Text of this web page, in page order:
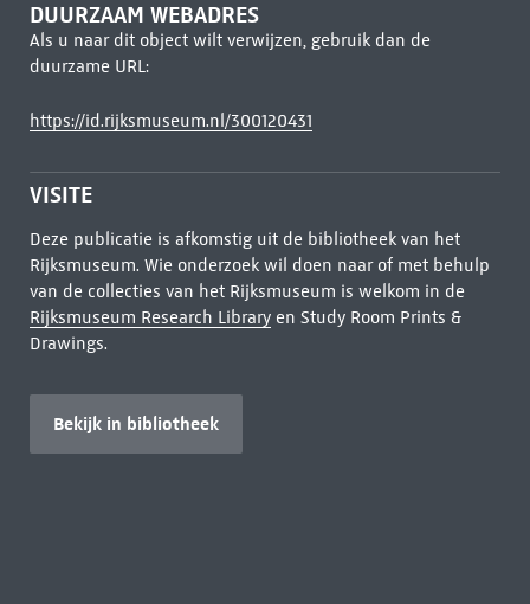
DUURZAAM WEBADRES
Als u naar dit object wilt verwijzen, gebruik dan de
duurzame URL:
https://id.rijksmuseum.nl/300120431
VISITE
Deze publicatie is afkomstig uit de bibliotheek van het
Rijksmuseum. Wie onderzoek wil doen naar of met behulp
van de collecties van het Rijksmuseum is welkom in de
Rijksmuseum Research Libraryen Study Room Prints &
Drawings.
Bekijk in bibliotheek